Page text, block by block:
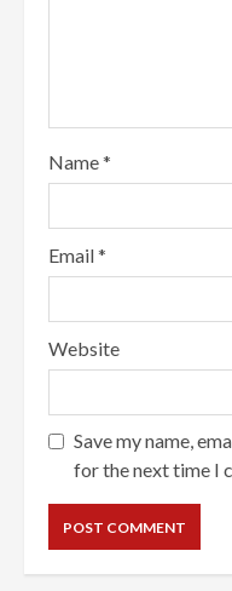
Name*
Email*
Website
Save my name,
for the next time I